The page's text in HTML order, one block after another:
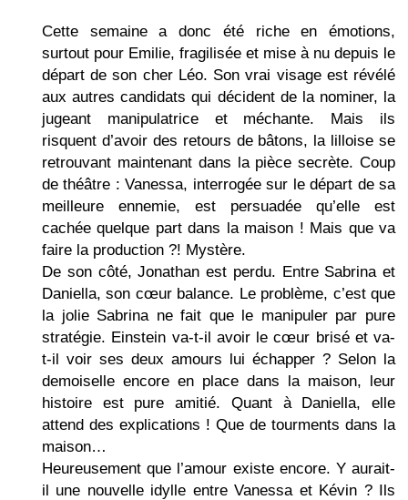
Cette semaine a donc été riche en émotions,
surtout pour Emilie, fragilisée et mise à nu depuis le
départ de son cher Léo. Son vrai visage est révélé
aux autres candidats qui décident de la nominer, la
jugeant manipulatrice et méchante. Mais ils
risquent d’avoir des retours de bâtons, la lilloise se
retrouvant maintenant dans la pièce secrète. Coup
de théâtre : Vanessa, interrogée sur le départ de sa
meilleure ennemie, est persuadée qu’elle est
cachée quelque part dans la maison ! Mais que va
faire la production ?! Mystère.
De son côté, Jonathan est perdu. Entre Sabrina et
Daniella, son cœur balance. Le problème, c’est que
la jolie Sabrina ne fait que le manipuler par pure
stratégie. Einstein va-t-il avoir le cœur brisé et va-
t-il voir ses deux amours lui échapper ? Selon la
demoiselle encore en place dans la maison, leur
histoire est pure amitié. Quant à Daniella, elle
attend des explications ! Que de tourments dans la
maison…
Heureusement que l’amour existe encore. Y aurait-
il une nouvelle idylle entre Vanessa et Kévin ? Ils